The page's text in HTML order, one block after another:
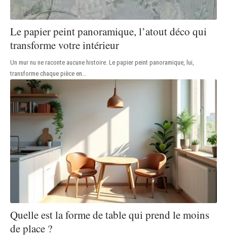
Le papier peint panoramique, l’atout déco qui
transforme votre intérieur
Un mur nu ne raconte aucune histoire. Le papier peint panoramique, lui,
transforme chaque pièce en…
Quelle est la forme de table qui prend le moins
de place ?